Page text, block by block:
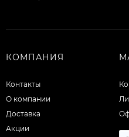
КОМПАНИЯ
Контакты
О компании
Доставка
Акции